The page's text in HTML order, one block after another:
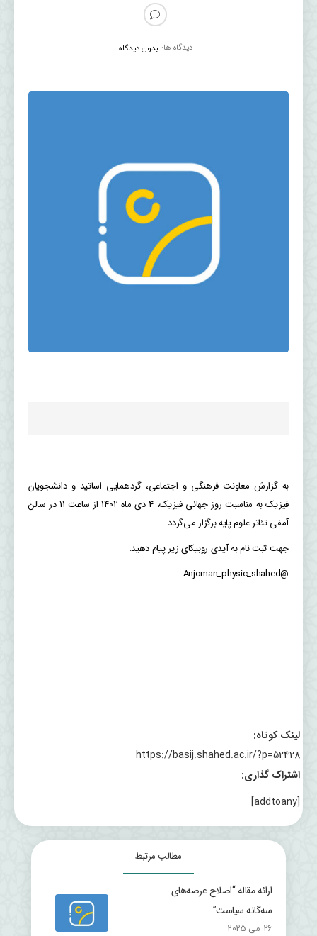
دیدگاه ها: بدون دیدگاه
.
به گزارش معاونت فرهنگی و اجتماعی، گردهمایی اساتید و دانشجویان
فیزیک به مناسبت روز جهانی فیزیک، 4 دی ماه 1402 از ساعت 11 در سالن
آمفی تئاتر علوم پایه برگزار می‌گردد.
جهت ثبت نام به آیدی روبیکای زیر پیام دهید:
@Anjoman_physic_shahed
لینک کوتاه:
https://basij.shahed.ac.ir/?p=52428
اشتراک گذاری:
[addtoany]
مطالب مرتبط
ارائه مقاله “اصلاح عرصه‌های
سه‌گانه سیاست”
26 می 2025